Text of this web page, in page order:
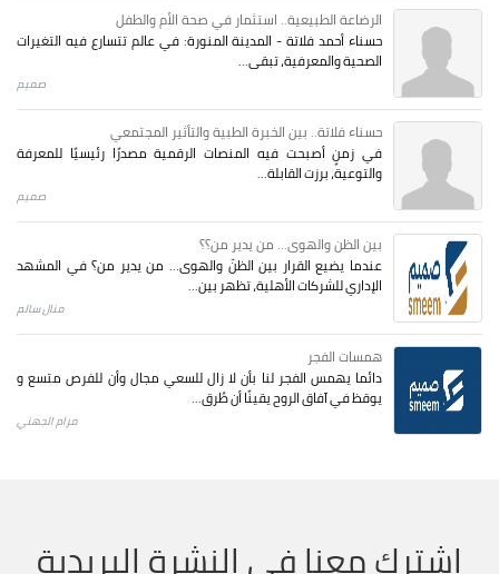
الرضاعة الطبيعية.. استثمار في صحة الأم والطفل
حسناء أحمد فلاتة - المدينة المنورة: في عالم تتسارع فيه التغيرات
الصحية والمعرفية، تبقى...
صميم
حسناء فلاتة.. بين الخبرة الطبية والتأثير المجتمعي
في زمنٍ أصبحت فيه المنصات الرقمية مصدرًا رئيسيًا للمعرفة
والتوعية، برزت القابلة...
صميم
بين الظن والهوى... من يدير من؟؟
عندما يضيع القرار بين الظنّ والهوى… من يدير من؟ في المشهد
الإداري للشركات الأهلية، تظهر بين...
منال سالم
همسات الفجر
دائما يهمس الفجر لنا بأن لا زال للسعي مجال وأن للفرص متسع و
يوقظ في آفاق الروح يقينًا أن طُرق...
مرام الجهني
اشترك معنا في النشرة البريدية